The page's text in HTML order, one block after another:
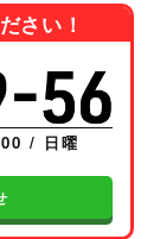
さい！
/ 日曜